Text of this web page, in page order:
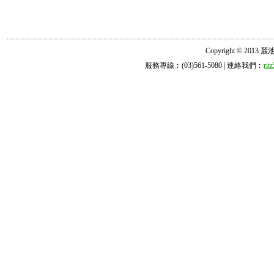
Copyright © 2013 麗
服務專線︰(03)561-5080 | 連絡我們︰